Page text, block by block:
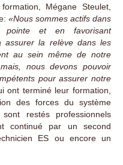
Mégane Steulet,
«Nous sommes actifs dans
et en favorisant
assurer la relève dans les
au sein même de notre
nous devons pouvoir
pour assurer notre
ont terminé leur formation,
des forces du système
sont restés professionnels
continué par un second
ES ou encore un